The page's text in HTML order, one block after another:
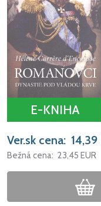
E-KNIHA
Ver.sk cena: 14,39
Bežná cena: 23,45 EUR